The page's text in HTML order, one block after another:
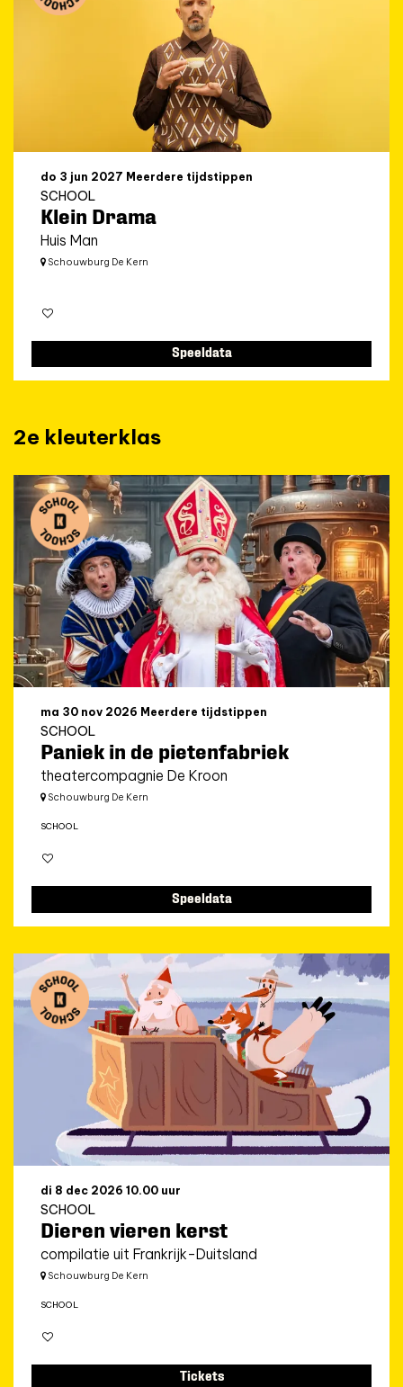
Klein Drama
Huis Man
SCHOOL
do 3 jun 2027 Meerdere tijdstippen
Schouwburg De Kern
Speeldata
2e kleuterklas
Paniek in de pietenfabriek
theatercompagnie De Kroon
SCHOOL
ma 30 nov 2026 Meerdere tijdstippen
Schouwburg De Kern
SCHOOL
Speeldata
Dieren vieren kerst
compilatie uit Frankrijk-Duitsland
SCHOOL
di 8 dec 2026 10.00 uur
Schouwburg De Kern
SCHOOL
Tickets